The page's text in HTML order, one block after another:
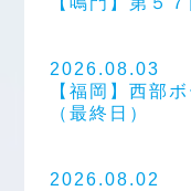
2026.08.03
【福岡】西部
（最終日）
2026.08.02